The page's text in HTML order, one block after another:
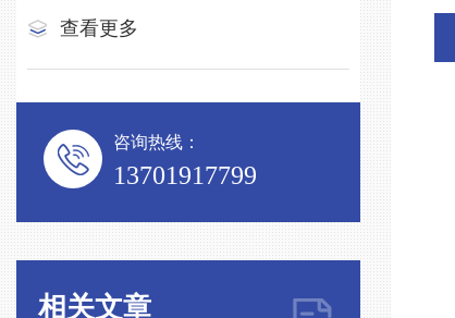
查看更多
咨询热线：
13701917799
相关文章